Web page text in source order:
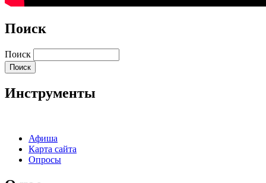
Поиск
Поиск
Инструменты
Афиша
Карта сайта
Опросы